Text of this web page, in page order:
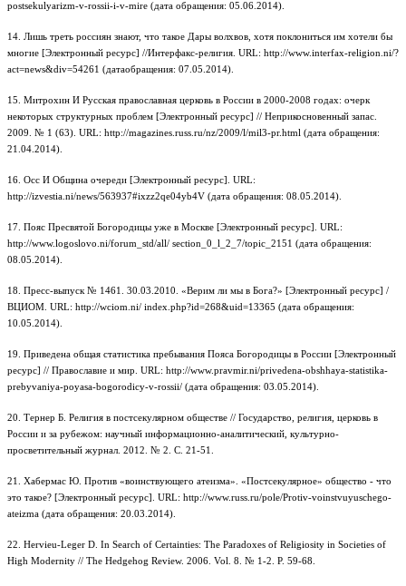
postsekulyarizm-v-rossii-i-v-mire (дата обращения: 05.06.2014).
14. Лишь треть россиян знают, что такое Дары волхвов, хотя поклониться им хотели бы
многие [Электронный ресурс] //Интерфакс-религия. URL: http://www.interfax-religion.ni/?
act=news&div=54261 (датаобращения: 07.05.2014).
15. Митрохин И Русская православная церковь в России в 2000-2008 годах: очерк
некоторых структурных проблем [Электронный ресурс] // Неприкосновенный запас.
2009. № 1 (63). URL: http://magazines.russ.ru/nz/2009/l/mil3-pr.html (дата обращения:
21.04.2014).
16. Осс И Община очереди [Электронный ресурс]. URL:
http://izvestia.ni/news/563937#ixzz2qe04yb4V (дата обращения: 08.05.2014).
17. Пояс Пресвятой Богородицы уже в Москве [Электронный ресурс]. URL:
http://www.logoslovo.ni/forum_std/all/ section_0_l_2_7/topic_2151 (дата обращения:
08.05.2014).
18. Пресс-выпуск № 1461. 30.03.2010. «Верим ли мы в Бога?» [Электронный ресурс] /
ВЦИОМ. URL: http://wciom.ni/ index.php?id=268&uid=13365 (дата обращения:
10.05.2014).
19. Приведена общая статистика пребывания Пояса Богородицы в России [Электронный
ресурс] // Православие и мир. URL: http://www.pravmir.ni/privedena-obshhaya-statistika-
prebyvaniya-poyasa-bogorodicy-v-rossii/ (дата обращения: 03.05.2014).
20. Тернер Б. Религия в постсекулярном обществе // Государство, религия, церковь в
России и за рубежом: научный информационно-аналитический, культурно-
просветительный журнал. 2012. № 2. С. 21-51.
21. Хабермас Ю. Против «воинствующего атеизма». «Постсекулярное» общество - что
это такое? [Электронный ресурс]. URL: http://www.russ.ru/pole/Protiv-voinstvuyuschego-
ateizma (дата обращения: 20.03.2014).
22. Hervieu-Leger D. In Search of Certainties: The Paradoxes of Religiosity in Societies of
High Modernity // The Hedgehog Review. 2006. Vol. 8. № 1-2. P. 59-68.